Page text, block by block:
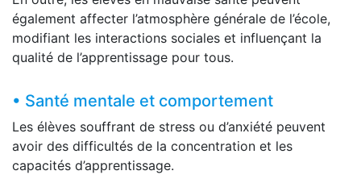
également affecter l’atmosphère générale de l’école,
modifiant les interactions sociales et influençant la
qualité de l’apprentissage pour tous.
• Santé mentale et comportement
Les élèves souffrant de stress ou d’anxiété peuvent
avoir des difficultés de la concentration et les
capacités d’apprentissage.